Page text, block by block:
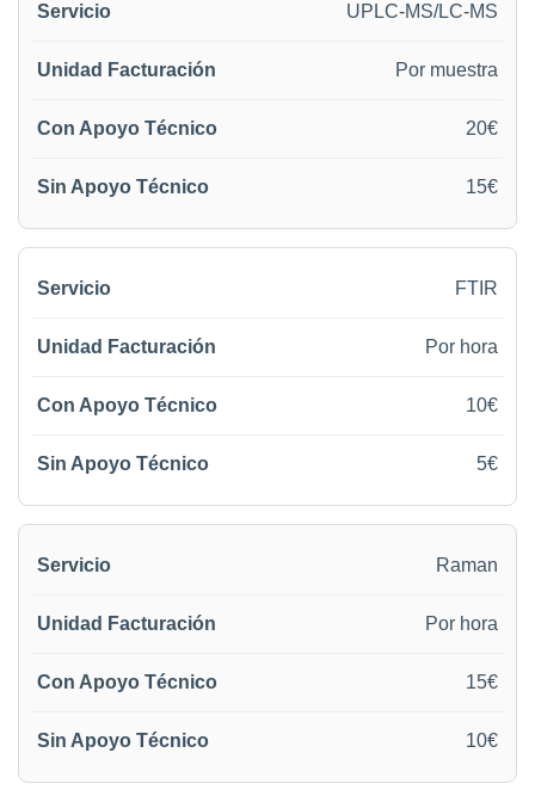
UPLC-MS/LC-MS
Por muestra
20€
15€
FTIR
Por hora
10€
5€
Raman
Por hora
15€
10€